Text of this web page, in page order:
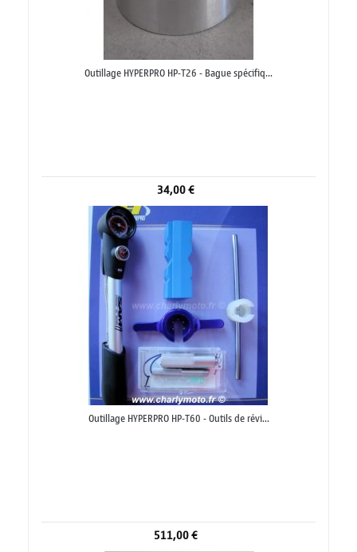
Outillage HYPERPRO HP-T26 - Bague spécifiq...
34,00 €
Outillage HYPERPRO HP-T60 - Outils de révi...
511,00 €